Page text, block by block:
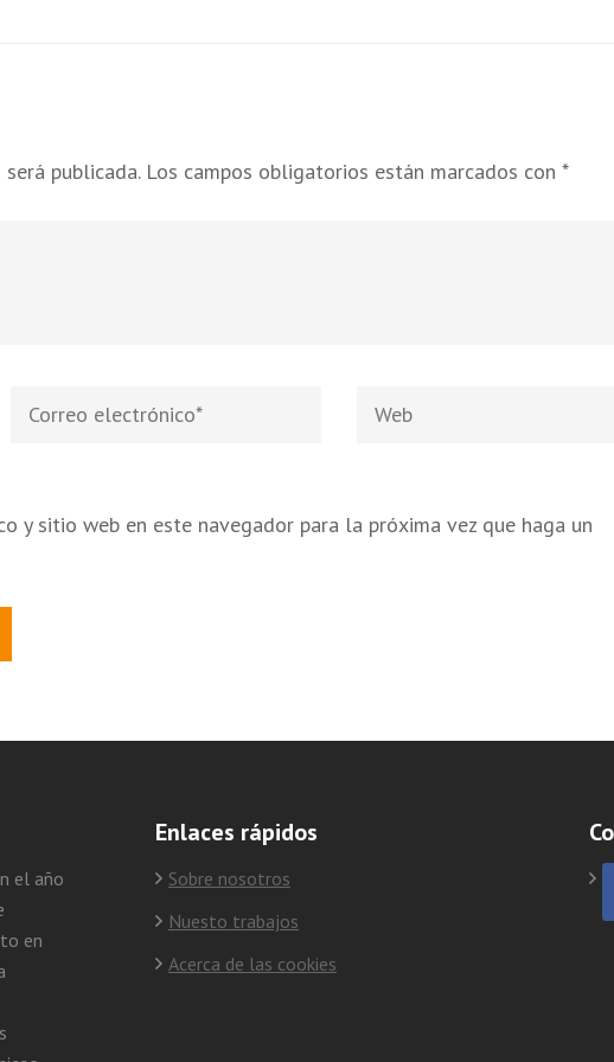
publicada. Los campos obligatorios están marcados con *
Correo
Web
y sitio web en este navegador para la próxima vez que haga un
el año
en
Enlaces rápidos
Sobre nosotros
Nuesto trabajos
Acerca de las cookies